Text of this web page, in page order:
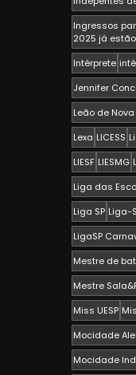
Ingressos
2025 já
Intérprete
Jennifer
Leão de
Lexa LICESS
LIESF LIESMG
Liga das
Liga SP Liga-
LigaSP
Mestre de
Mestre
Miss UESP
Mocidade
Mocidade